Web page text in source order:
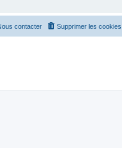
Supprimer les cookies
contacter